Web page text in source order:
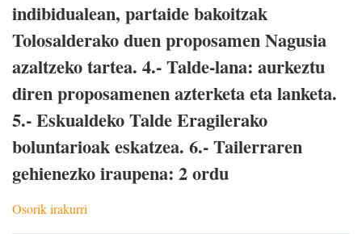
indibidualean, partaide bakoitzak
Tolosalderako duen proposamen Nagusia
azaltzeko tartea. 4.- Talde-lana: aurkeztu
diren proposamenen azterketa eta lanketa.
5.- Eskualdeko Talde Eragilerako
boluntarioak eskatzea. 6.- Tailerraren
gehienezko iraupena: 2 ordu
Osorik irakurri